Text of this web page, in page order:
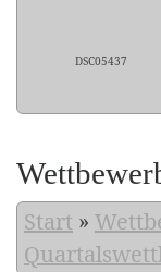
DSC05437
Start »